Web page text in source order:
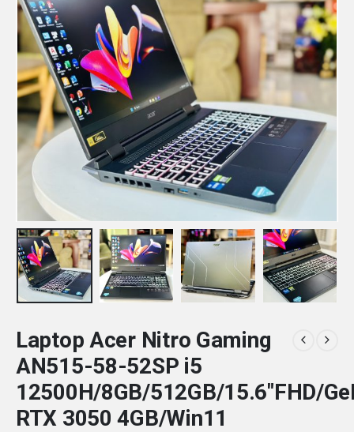
Laptop Acer Nitro Gaming
AN515-58-52SP i5
12500H/8GB/512GB/15.6″FHD/
RTX 3050 4GB/Win11